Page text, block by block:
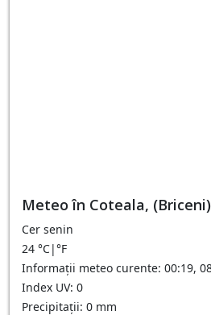
Meteo în Coteala,
Cer senin
24 °C|°F
Informații meteo curente: 00:19,
Index UV: 0
Precipitații: 0 mm